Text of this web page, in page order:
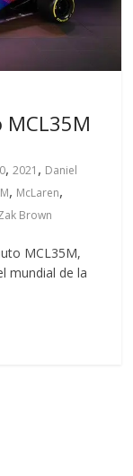
,2021 , Daniel
, McLaren,
Brown
MCL35M,
mundial de la